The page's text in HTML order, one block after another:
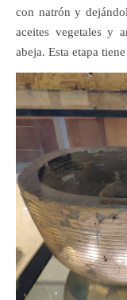
con natrón y
aceites vegetales y
abeja. Esta etapa